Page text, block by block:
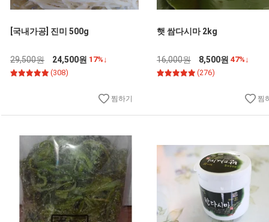
[국내가공] 진미 500g
29,500원 24,500원 17%↓
(308)
찜하기
햇 쌈다시마 2kg
16,000원 8,500원 47%↓
(276)
찜